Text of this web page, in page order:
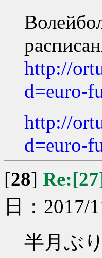
http://
d=euro-
http://
d=euro-
[28]
日：2017/
半月ぶ